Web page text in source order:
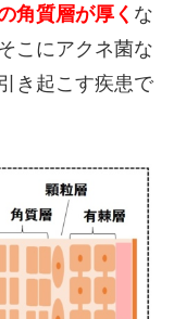
角質層が厚く な
こにアクネ菌な
き起こす疾患で